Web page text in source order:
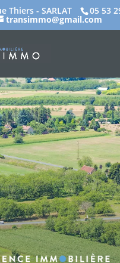
Thiers - SARLAT 05 53
transimmo@gmail.com